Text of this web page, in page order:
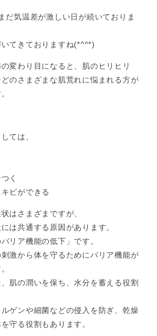
だ気温差が激しい日が続いておりま
てきておりますね(*^^*)
変わり目になると、肌のヒリヒリ
のさまざまな肌荒れに悩まれる方が
ては、
く
ビができる
はさまざまですが、
は共通する原因があります。
リア機能の低下」です。
激から体を守るためにバリア機能が
肌の潤いを保ち、水分を蓄える役割
ゲンや細菌などの侵入を防ぎ、乾燥
守る役割もあります。